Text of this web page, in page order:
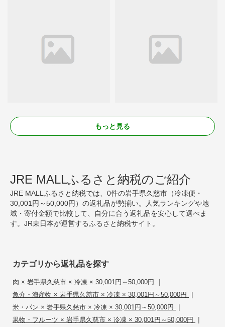
もっと見る
JRE MALLふるさと納税のご紹介
JRE MALLふるさと納税では、0件の岩手県久慈市（冷凍便・
30,001円～50,000円）の返礼品が勢揃い。人気ランキングや地
域・寄付金額で比較して、自分に合う返礼品を安心して選べま
す。JR東日本が運営するふるさと納税サイト。
カテゴリから返礼品を探す
肉 × 岩手県久慈市 × 冷凍 × 30,001円～50,000円 |
魚介・海産物 × 岩手県久慈市 × 冷凍 × 30,001円～50,000円 |
米・パン × 岩手県久慈市 × 冷凍 × 30,001円～50,000円 |
果物・フルーツ × 岩手県久慈市 × 冷凍 × 30,001円～50,000円 |